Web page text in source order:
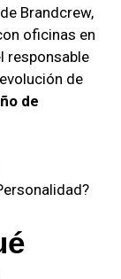
Brandcrew,
oficinas en
responsable
de
de